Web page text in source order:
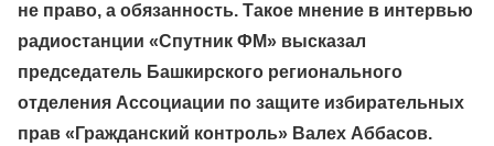
не право, а обязанность. Такое мнение в интервью
радиостанции «Спутник ФМ» высказал
председатель Башкирского регионального
отделения Ассоциации по защите избирательных
прав «Гражданский контроль» Валех Аббасов.